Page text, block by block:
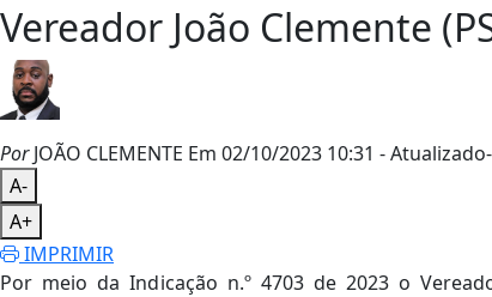
Vereador João Clemente
PorJOÃO CLEMENTE Em 02/10/2023 10:31 - Atualizado
A-
A+
IMPRIMIR
Por meio da Indicação n.º 4703 de 2023 o